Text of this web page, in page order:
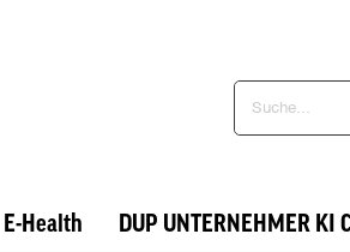
E-Health DUP UNTERNEHMER KI